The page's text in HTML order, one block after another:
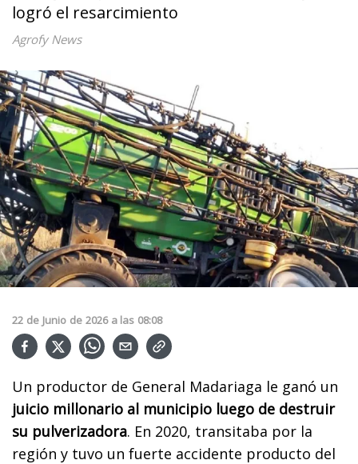
logró el resarcimiento
Agrofy News
22 de Junio de 2026 a las 08:08
Un productor de General Madariaga le ganó un
juicio millonario al municipio luego de destruir
su pulverizadora. En 2020, transitaba por la
región y tuvo un fuerte accidente producto del